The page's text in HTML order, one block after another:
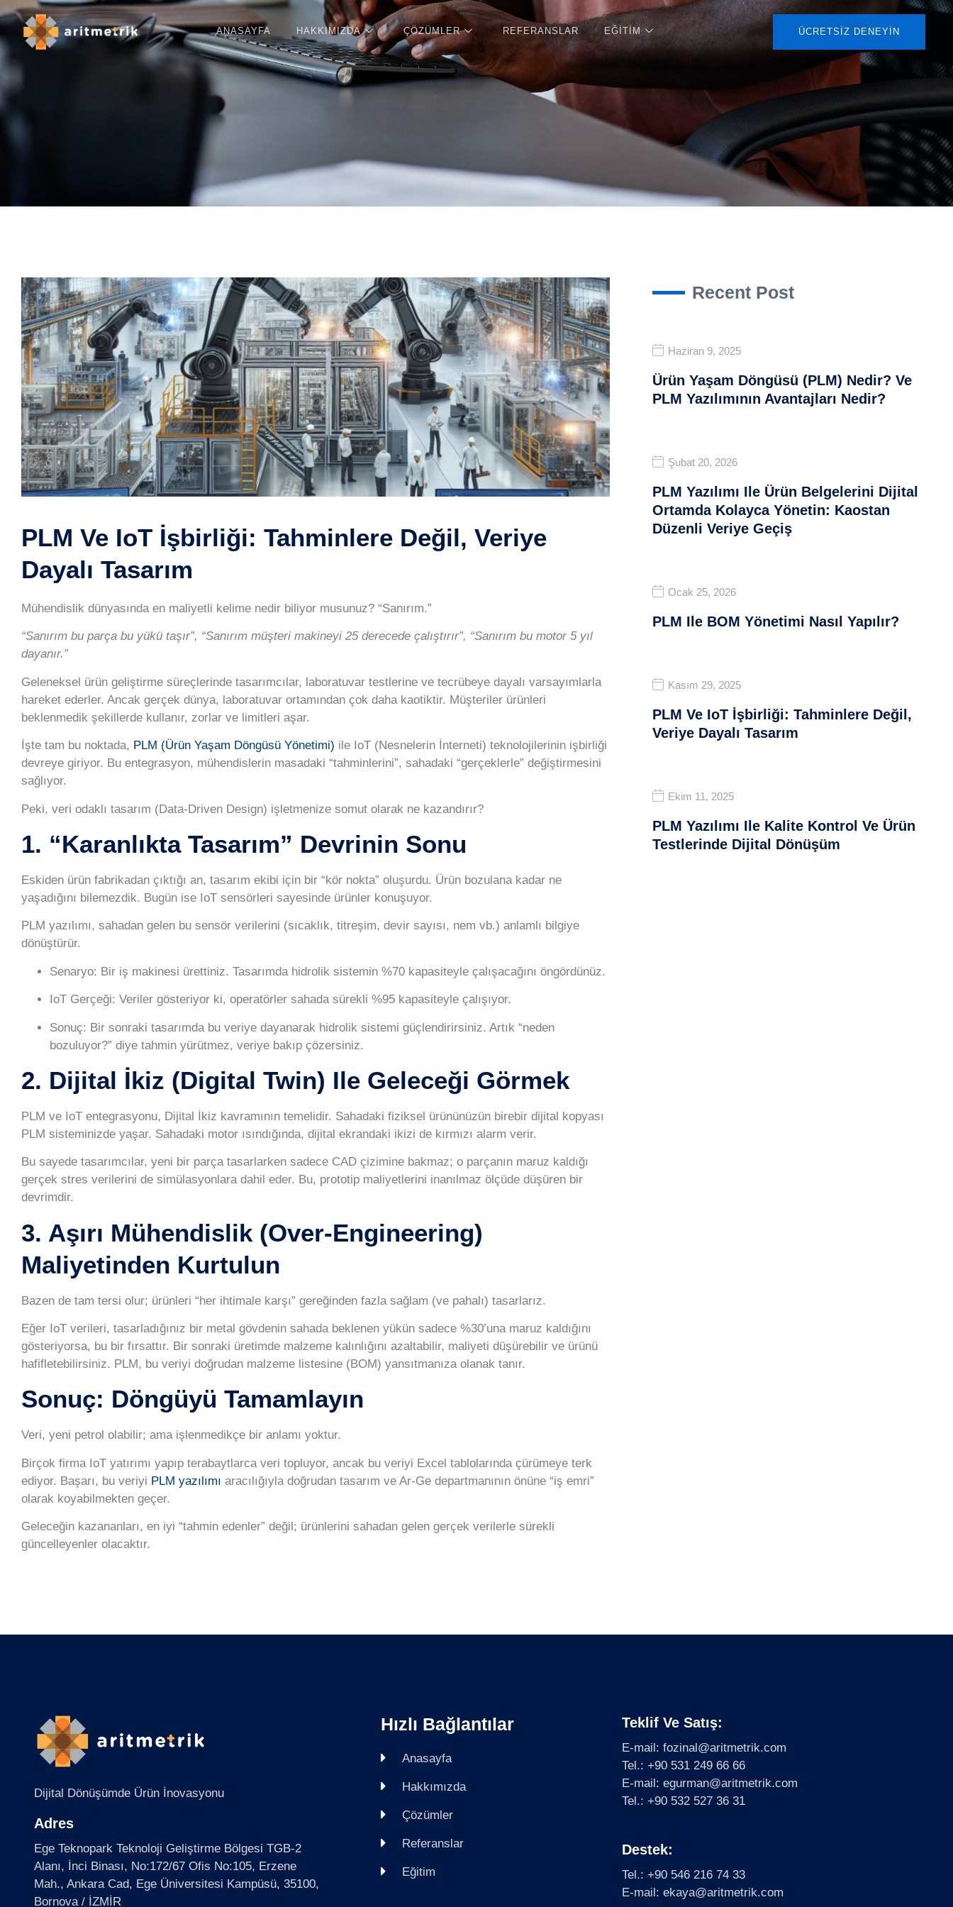
ANASAYFA HAKKIMIZDA ÇÖZÜMLER REFERANSLAR EĞITIM ÜCRETSIZ DENEYIN
PLM Ve IoT İşbirliği: Tahminlere Değil, Veriye
Dayalı Tasarım
Mühendislik dünyasında en maliyetli kelime nedir biliyor musunuz? “Sanırım.”
“Sanırım bu parça bu yükü taşır”, “Sanırım müşteri makineyi 25 derecede çalıştırır”, “Sanırım bu motor 5 yıl
dayanır.”
Geleneksel ürün geliştirme süreçlerinde tasarımcılar, laboratuvar testlerine ve tecrübeye dayalı varsayımlarla
hareket ederler. Ancak gerçek dünya, laboratuvar ortamından çok daha kaotiktir. Müşteriler ürünleri
beklenmedik şekillerde kullanır, zorlar ve limitleri aşar.
İşte tam bu noktada, PLM (Ürün Yaşam Döngüsü Yönetimi) ile IoT (Nesnelerin İnterneti) teknolojilerinin işbirliği
devreye giriyor. Bu entegrasyon, mühendislerin masadaki “tahminlerini”, sahadaki “gerçeklerle” değiştirmesini
sağlıyor.
Peki, veri odaklı tasarım (Data-Driven Design) işletmenize somut olarak ne kazandırır?
1. “Karanlıkta Tasarım” Devrinin Sonu
Eskiden ürün fabrikadan çıktığı an, tasarım ekibi için bir “kör nokta” oluşurdu. Ürün bozulana kadar ne
yaşadığını bilemezdik. Bugün ise IoT sensörleri sayesinde ürünler konuşuyor.
PLM yazılımı, sahadan gelen bu sensör verilerini (sıcaklık, titreşim, devir sayısı, nem vb.) anlamlı bilgiye
dönüştürür.
Senaryo: Bir iş makinesi ürettiniz. Tasarımda hidrolik sistemin %70 kapasiteyle çalışacağını öngördünüz.
IoT Gerçeği: Veriler gösteriyor ki, operatörler sahada sürekli %95 kapasiteyle çalışıyor.
Sonuç: Bir sonraki tasarımda bu veriye dayanarak hidrolik sistemi güçlendirirsiniz. Artık “neden
bozuluyor?” diye tahmin yürütmez, veriye bakıp çözersiniz.
2. Dijital İkiz (Digital Twin) Ile Geleceği Görmek
PLM ve IoT entegrasyonu, Dijital İkiz kavramının temelidir. Sahadaki fiziksel ürününüzün birebir dijital kopyası
PLM sisteminizde yaşar. Sahadaki motor ısındığında, dijital ekrandaki ikizi de kırmızı alarm verir.
Bu sayede tasarımcılar, yeni bir parça tasarlarken sadece CAD çizimine bakmaz; o parçanın maruz kaldığı
gerçek stres verilerini de simülasyonlara dahil eder. Bu, prototip maliyetlerini inanılmaz ölçüde düşüren bir
devrimdir.
3. Aşırı Mühendislik (Over-Engineering)
Maliyetinden Kurtulun
Bazen de tam tersi olur; ürünleri “her ihtimale karşı” gereğinden fazla sağlam (ve pahalı) tasarlarız.
Eğer IoT verileri, tasarladığınız bir metal gövdenin sahada beklenen yükün sadece %30’una maruz kaldığını
gösteriyorsa, bu bir fırsattır. Bir sonraki üretimde malzeme kalınlığını azaltabilir, maliyeti düşürebilir ve ürünü
hafifletebilirsiniz. PLM, bu veriyi doğrudan malzeme listesine (BOM) yansıtmanıza olanak tanır.
Sonuç: Döngüyü Tamamlayın
Veri, yeni petrol olabilir; ama işlenmedikçe bir anlamı yoktur.
Birçok firma IoT yatırımı yapıp terabaytlarca veri topluyor, ancak bu veriyi Excel tablolarında çürümeye terk
ediyor. Başarı, bu veriyi PLM yazılımı aracılığıyla doğrudan tasarım ve Ar-Ge departmanının önüne “iş emri”
olarak koyabilmekten geçer.
Geleceğin kazananları, en iyi “tahmin edenler” değil; ürünlerini sahadan gelen gerçek verilerle sürekli
güncelleyenler olacaktır.
Recent Post
Haziran 9, 2025
Ürün Yaşam Döngüsü (PLM) Nedir? Ve
PLM Yazılımının Avantajları Nedir?
Şubat 20, 2026
PLM Yazılımı Ile Ürün Belgelerini Dijital
Ortamda Kolayca Yönetin: Kaostan
Düzenli Veriye Geçiş
Ocak 25, 2026
PLM Ile BOM Yönetimi Nasıl Yapılır?
Kasım 29, 2025
PLM Ve IoT İşbirliği: Tahminlere Değil,
Veriye Dayalı Tasarım
Ekim 11, 2025
PLM Yazılımı Ile Kalite Kontrol Ve Ürün
Testlerinde Dijital Dönüşüm
Dijital Dönüşümde Ürün İnovasyonu
Adres
Ege Teknopark Teknoloji Geliştirme Bölgesi TGB-2
Alanı, İnci Binası, No:172/67 Ofis No:105, Erzene
Mah., Ankara Cad, Ege Üniversitesi Kampüsü, 35100,
Bornova / İZMİR
Hızlı Bağlantılar
Anasayfa
Hakkımızda
Çözümler
Referanslar
Eğitim
Teklif Ve Satış:
E-mail: fozinal@aritmetrik.com
Tel.: +90 531 249 66 66
E-mail: egurman@aritmetrik.com
Tel.: +90 532 527 36 31
Destek:
Tel.: +90 546 216 74 33
E-mail: ekaya@aritmetrik.com